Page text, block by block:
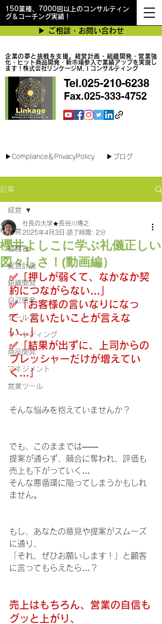
150業種、7000回以上のコンサルティン
グ＆コーチング実績！
企業の夢と挑戦を支援。経営計画・組織開発・営業強
化・ヒット商品開発・新市場参入で業績アップを実現し
ます！株式会社リンケージＭ.Ｉコンサルティング
▶︎ ご相談・お問い合わせ
Tel.025-210-6238
Fax.025-333-4752
▶︎Compliance＆PrivacyPolicy ▶︎ブログ
記事
経営
経営者
経営計画
組織開発
自己啓発
セールス
マーケティング
商品開発
マネジメント
営業ツール
経営
櫻井よしこに学ぶ礼儀正しい
図々しさ！(動画編）
社長の大学★長谷川博之
2025年4月3日 読了時間: 2分
✅「押しが弱くて、なかなか契
約につながらない…」
✅「お客様の言いなりになっ
て、言いたいことが言えな
い…」
✅「結果が出ずに、上司からの
プレッシャーだけが増えてい
く…」
そんな悩みを抱えていませんか？
でも、このままでは——
提案が通らず、競合に奪われ、評価も
売上も下がっていく…
そんな悪循環に陥ってしまうかもしれ
ません。
もし、あなたの意見や提案がスムーズ
に通り、
「それ、ぜひお願いします！」と顧客
に言ってもらえたら…？
売上はもちろん、営業の自信も
グッと上がり、